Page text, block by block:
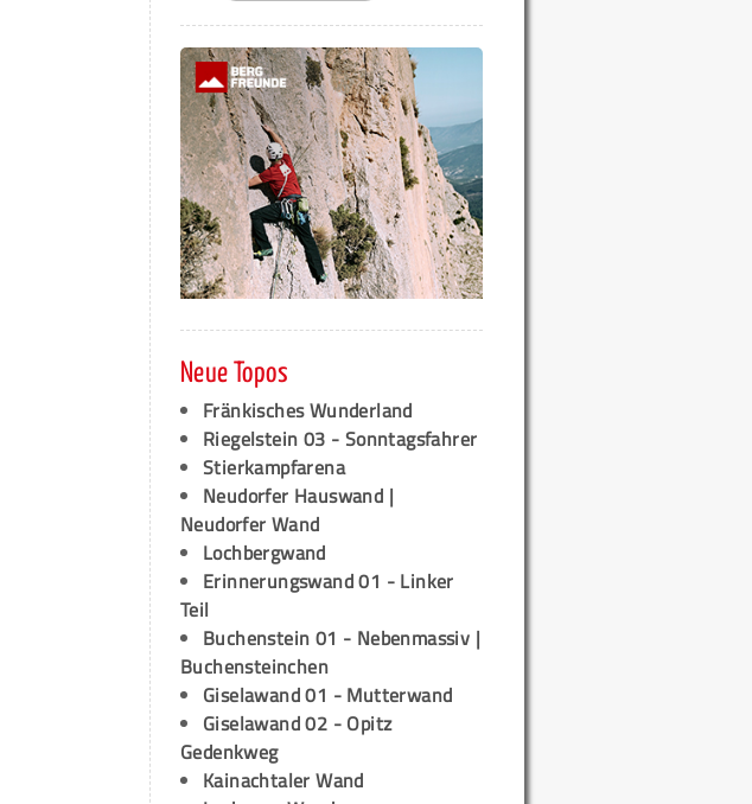
Neue Topos
Fränkisches Wunderland
Riegelstein 03 - Sonntagsfahrer
Stierkampfarena
Neudorfer Hauswand |
Neudorfer Wand
Lochbergwand
Erinnerungswand 01 - Linker
Teil
Buchenstein 01 - Nebenmassiv |
Buchensteinchen
Giselawand 01 - Mutterwand
Giselawand 02 - Opitz
Gedenkweg
Kainachtaler Wand